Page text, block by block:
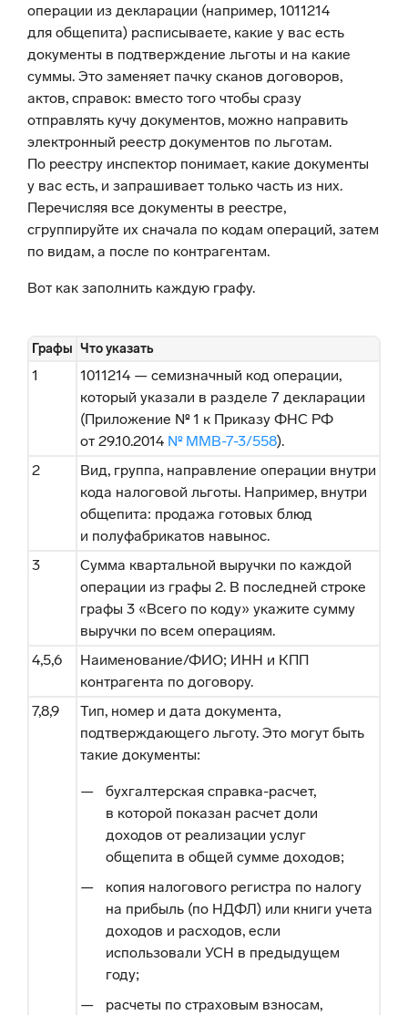
операции из декларации (например, 1011214
для общепита) расписываете, какие у вас есть
документы в подтверждение льготы и на какие
суммы. Это заменяет пачку сканов договоров,
актов, справок: вместо того чтобы сразу
отправлять кучу документов, можно направить
электронный реестр документов по льготам.
По реестру инспектор понимает, какие документы
у вас есть, и запрашивает только часть из них.
Перечисляя все документы в реестре,
сгруппируйте их сначала по кодам операций, затем
по видам, а после по контрагентам.
Вот как заполнить каждую графу.
Графы Что указать
1
1011214 — семизначный код операции,
который указали в разделе 7 декларации
(Приложение № 1 к Приказу ФНС РФ
от 29.10.2014 № ММВ-7-3/558).
2
Вид, группа, направление операции внутри
кода налоговой льготы. Например, внутри
общепита: продажа готовых блюд
и полуфабрикатов навынос.
3
Сумма квартальной выручки по каждой
операции из графы 2. В последней строке
графы 3 «Всего по коду» укажите сумму
выручки по всем операциям.
4,5,6
Наименование/ФИО; ИНН и КПП
контрагента по договору.
7,8,9
Тип, номер и дата документа,
подтверждающего льготу. Это могут быть
такие документы:
бухгалтерская справка-расчет,
в которой показан расчет доли
доходов от реализации услуг
общепита в общей сумме доходов;
копия налогового регистра по налогу
на прибыль (по НДФЛ) или книги учета
доходов и расходов, если
использовали УСН в предыдущем
году;
расчеты по страховым взносам,